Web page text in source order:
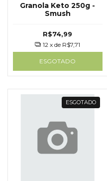
Granola Keto 250g -
Smush
R$74,99
12 x de R$7,71
ESGOTADO
ESGOTADO